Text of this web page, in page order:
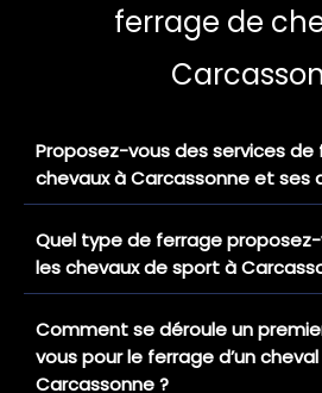
ferrage de
Proposez-vous des services
chevaux à Carcassonne et ses
Quel type de ferrage
les chevaux de sport à
Comment se déroule un
vous pour le ferrage d’un
Carcassonne ?